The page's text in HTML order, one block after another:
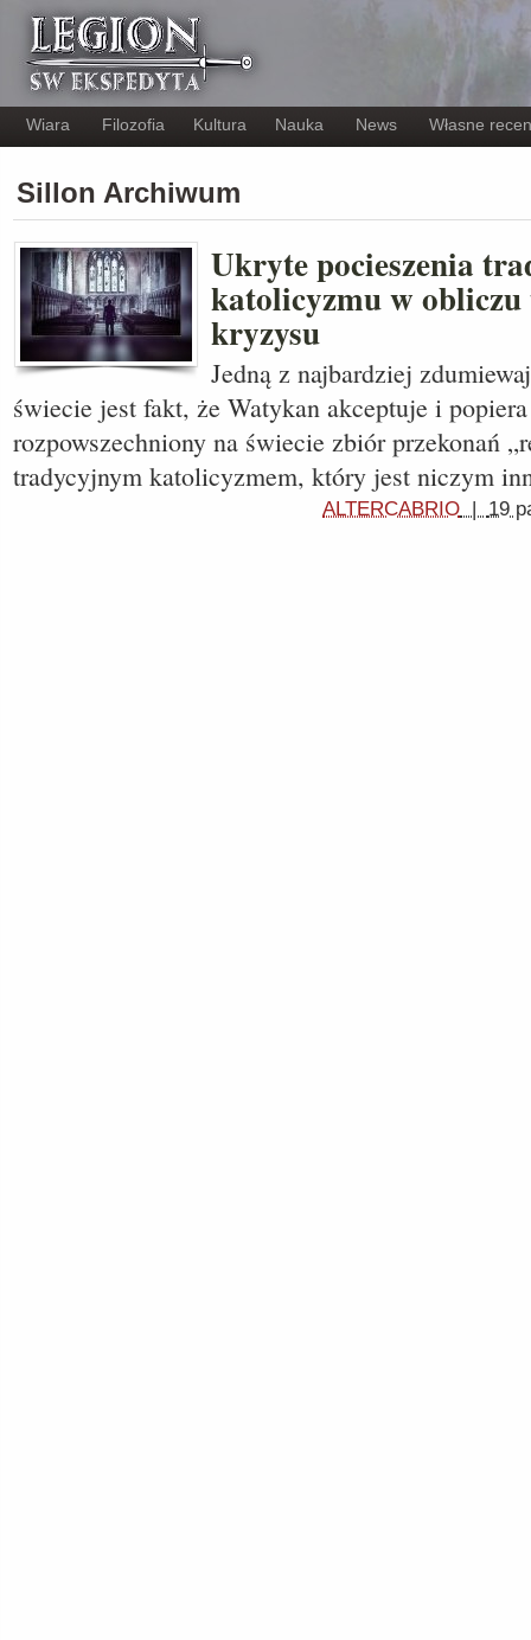
Wiara Filozofia Kultura Nauka News Własne
Sillon Archiwum
Ukryte pocieszenia
katolicyzmu w obliczu
kryzysu
Jedną z najbardziej
świecie jest fakt, że Watykan akceptuje i
rozpowszechniony na świecie zbiór przekonań
tradycyjnym katolicyzmem, który jest niczym
ALTERCABRIO | 19